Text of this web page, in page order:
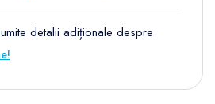
detalii adiționale despre